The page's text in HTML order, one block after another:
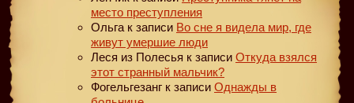
место преступления
Ольга к записи Во сне я видела мир, где
живут умершие люди
Леся из Полесья к записи Откуда взялся
этот странный мальчик?
Фогельгезанг к записи Однажды в